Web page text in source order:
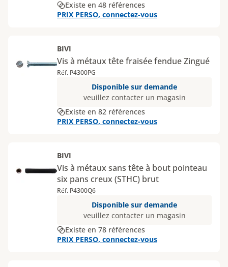
Existe en 48 références
PRIX PERSO, connectez-vous
BIVI
Vis à métaux tête fraisée fendue Zingué
Réf. P4300PG
Disponible sur demande
veuillez contacter un magasin
Existe en 82 références
PRIX PERSO, connectez-vous
BIVI
Vis à métaux sans tête à bout pointeau
six pans creux (STHC) brut
Réf. P4300Q6
Disponible sur demande
veuillez contacter un magasin
Existe en 78 références
PRIX PERSO, connectez-vous